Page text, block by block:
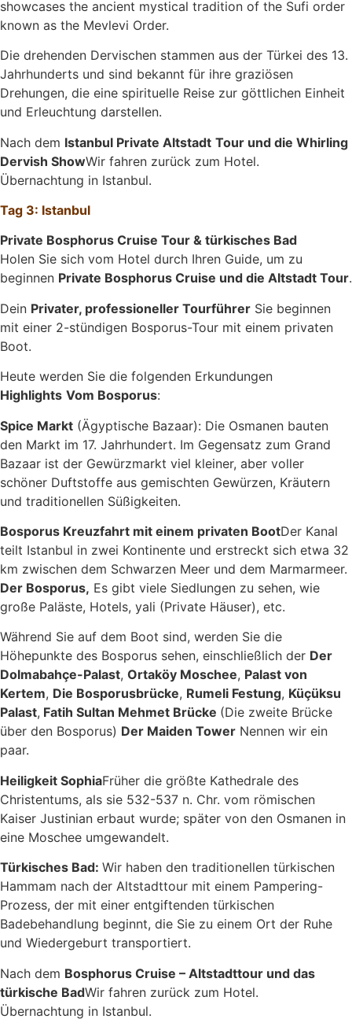
showcases the ancient mystical tradition of the Sufi order
known as the Mevlevi Order.
Die drehenden Dervischen stammen aus der Türkei des 13.
Jahrhunderts und sind bekannt für ihre graziösen
Drehungen, die eine spirituelle Reise zur göttlichen Einheit
und Erleuchtung darstellen.
Nach dem Istanbul Private Altstadt Tour und die Whirling
Dervish ShowWir fahren zurück zum Hotel.
Übernachtung in Istanbul.
Tag 3: Istanbul
Private Bosphorus Cruise Tour & türkisches Bad
Holen Sie sich vom Hotel durch Ihren Guide, um zu
beginnen Private Bosphorus Cruise und die Altstadt Tour.
Dein Privater, professioneller Tourführer Sie beginnen
mit einer 2-stündigen Bosporus-Tour mit einem privaten
Boot.
Heute werden Sie die folgenden Erkundungen
Highlights Vom Bosporus:
Spice Markt (Ägyptische Bazaar): Die Osmanen bauten
den Markt im 17. Jahrhundert. Im Gegensatz zum Grand
Bazaar ist der Gewürzmarkt viel kleiner, aber voller
schöner Duftstoffe aus gemischten Gewürzen, Kräutern
und traditionellen Süßigkeiten.
Bosporus Kreuzfahrt mit einem privaten BootDer Kanal
teilt Istanbul in zwei Kontinente und erstreckt sich etwa 32
km zwischen dem Schwarzen Meer und dem Marmarmeer.
Der Bosporus, Es gibt viele Siedlungen zu sehen, wie
große Paläste, Hotels, yali (Private Häuser), etc.
Während Sie auf dem Boot sind, werden Sie die
Höhepunkte des Bosporus sehen, einschließlich der Der
Dolmabahçe-Palast, Ortaköy Moschee, Palast von
Kertem, Die Bosporusbrücke, Rumeli Festung, Küçüksu
Palast, Fatih Sultan Mehmet Brücke (Die zweite Brücke
über den Bosporus) Der Maiden Tower Nennen wir ein
paar.
Heiligkeit SophiaFrüher die größte Kathedrale des
Christentums, als sie 532-537 n. Chr. vom römischen
Kaiser Justinian erbaut wurde; später von den Osmanen in
eine Moschee umgewandelt.
Türkisches Bad: Wir haben den traditionellen türkischen
Hammam nach der Altstadttour mit einem Pampering-
Prozess, der mit einer entgiftenden türkischen
Badebehandlung beginnt, die Sie zu einem Ort der Ruhe
und Wiedergeburt transportiert.
Nach dem Bosphorus Cruise – Altstadttour und das
türkische BadWir fahren zurück zum Hotel.
Übernachtung in Istanbul.